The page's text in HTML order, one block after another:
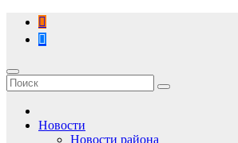
Перейти
содержимому
Новости
Новости района